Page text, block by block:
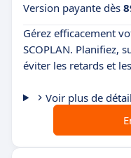
Version payante dès
Gérez efficacement
SCOPLAN. Planifiez,
éviter les retards et
Voir plus de